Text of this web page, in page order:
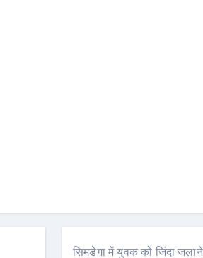
सिमडेगा में युवक को जिंदा